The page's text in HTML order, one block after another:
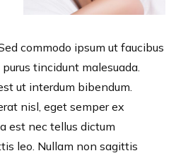
commodo ipsum ut faucibus
tincidunt malesuada.
ut interdum bibendum.
nisl, eget semper ex
est nec tellus dictum
leo. Nullam non sagittis